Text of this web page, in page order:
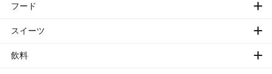
フード
スイーツ
飲料